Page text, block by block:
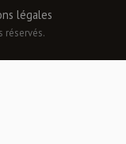
légales
réservés.